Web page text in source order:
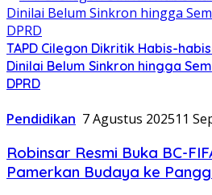
TAPD Cilegon Dikritik Habis-
Dinilai Belum Sinkron hingga
DPRD
Pendidikan 7 Agustus 202511
Robinsar Resmi Buka BC-
Pamerkan Budaya ke